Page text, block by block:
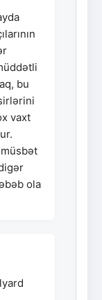
bu
vaxt
müsbət
ola